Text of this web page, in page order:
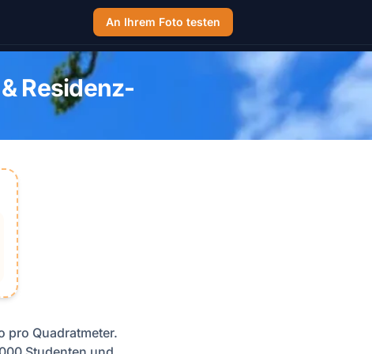
An Ihrem Foto testen
Residenz-
pro Quadratmeter.